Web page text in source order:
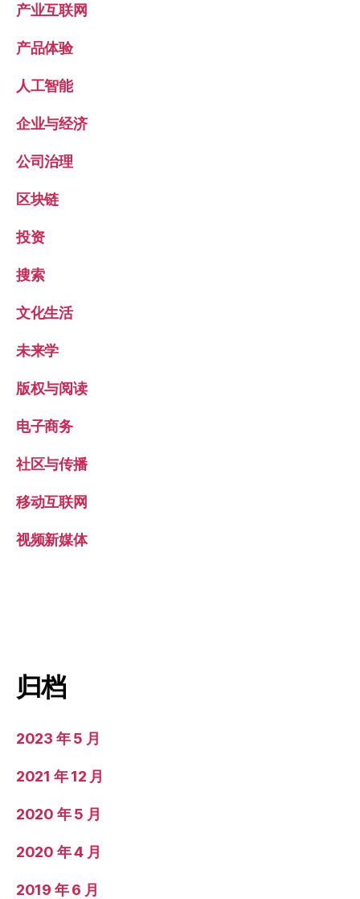
产业互联网
产品体验
人工智能
企业与经济
公司治理
区块链
投资
搜索
文化生活
未来学
版权与阅读
电子商务
社区与传播
移动互联网
视频新媒体
归档
2023 年 5 月
2021 年 12 月
2020 年 5 月
2020 年 4 月
2019 年 6 月